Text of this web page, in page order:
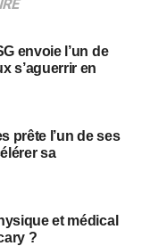
envoie l’un de
s’aguerrir en
prête l’un de ses
sa
et médical
?